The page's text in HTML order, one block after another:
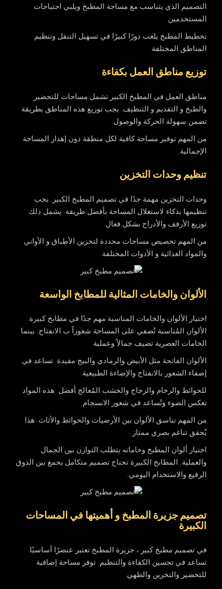
التصميم الذي يتناسب مع مساحة المطبخ ويلبي احتياجات
المستخدمين.
تخطيط المطبخ يلعب دورًا كبيرًا في تسهيل التنقل وتنظيم
المناطق المختلفة.
توزيع مناطق العمل بكفاءة
مناطق العمل في المطبخ الكبير تشمل مساحات للتحضير
والطبخ و التقديم و التنظيف. يجب توزيع هذه المناطق بطريقة
تضمن سهولة الحركة والوصول.
من المهم توفير مساحة كافية لكل منطقة دون إهدار المساحة
الإجمالية.
تنظيم وحدات التخزين
وحدات التخزين مهمة جدًا في تصميم المطبخ الكبير. يجب
تنظيمها بذكاء لاستغلال المساحة بأفضل طريقة. يشمل ذلك
توزيع الأرفف والأدراج بشكل فعال.
من المهم تخصيص مساحات محددة لتخزين الأطباق و الأواني
والمواد الغذائية و الأدوات المختلفة.
الألوان والخامات المثالية للمطابخ الواسعة
اختيار الألوان والخامات المناسبة مهم جدًا في مطابخ كبيرة.
الألوان المُناسبة تُضفي على المساحة شعوراً ب الانفتاح. بينما
الخامات العصرية تضيف جمالاً وعملية.
الألوان الفاتحة مثل الأبيض والرمادي والبيج مفيدة. تساعد في
إضفاء الشعور بالانفتاح والإضاءة الطبيعية.
للحوائط والرخام والزجاج والخشب المُعالج أفضل. هذه المواد
تعكس الضوء وتُساعد في شعور الانسجام.
من المهم تناسق الألوان بين الأرضيات والحوائط والأثاث. هذا
يُحقق تناغم بصري ممتاز.
اختيار ألوان المطبخ وخاماته يتطلب التوازن بين الجمال
والعملية. المطابخ الكبيرة تحتاج تصميم متكامل يجمع بين الذوق
الرفيع والاستخدام اليومي.
تصميم جزيرة المطبخ و أهميتها في المساحات
الكبيرة
في تصميم مطبخ كبير ، جزيرة المطبخ تعتبر عنصرًا أساسيًا.
تساعد في تحسين الكفاءة والتنظيم. توفر مساحة إضافية
للتحضير والتخزين والطهي.